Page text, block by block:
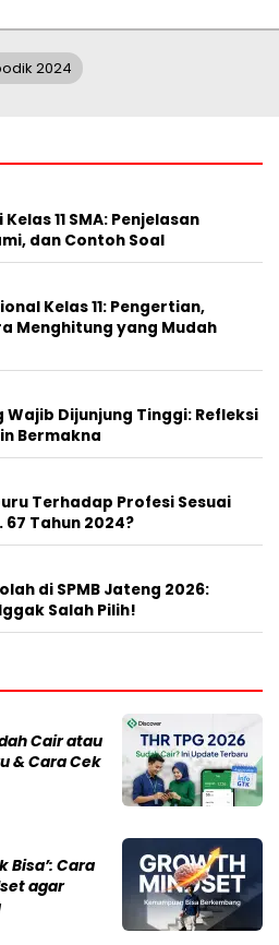
2024
11 SMA: Penjelasan
dan Contoh Soal
Kelas 11: Pengertian,
Menghitung yang Mudah
Wajib Dijunjung Tinggi: Refleksi
Bermakna
Terhadap Profesi Sesuai
Tahun 2024?
di SPMB Jateng 2026:
Salah Pilih!
Cair atau
& Cara Cek
Bisa’: Cara
agar